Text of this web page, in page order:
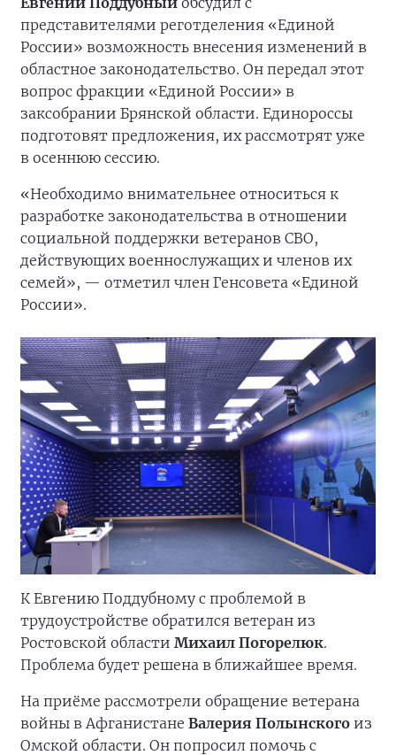
представителями реготделения «Единой
России» возможность внесения изменений в
областное законодательство. Он передал этот
вопрос фракции «Единой России» в
заксобрании Брянской области. Единороссы
подготовят предложения, их рассмотрят уже
в осеннюю сессию.
«Необходимо внимательнее относиться к
разработке законодательства в отношении
социальной поддержки ветеранов СВО,
действующих военнослужащих и членов их
семей», — отметил член Генсовета «Единой
России».
К Евгению Поддубному с проблемой в
трудоустройстве обратился ветеран из
Ростовской области Михаил Погорелюк.
Проблема будет решена в ближайшее время.
На приёме рассмотрели обращение ветерана
войны в Афганистане Валерия Полынского из
Омской области. Он попросил помочь с